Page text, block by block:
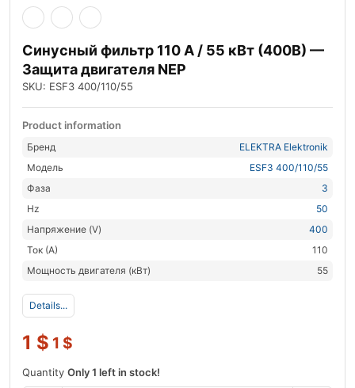
Синусный фильтр 110 А / 55 кВт (400В) —
Защита двигателя NEP
SKU: ESF3 400/110/55
Product information
Бренд
ELEKTRA Elektronik
Модель
ESF3 400/110/55
Фаза
3
Hz
50
Напряжение (V)
400
Ток (А)
110
Мощность двигателя (кВт)
55
Details...
1 $ 1 $
Quantity Only 1 left in stock!